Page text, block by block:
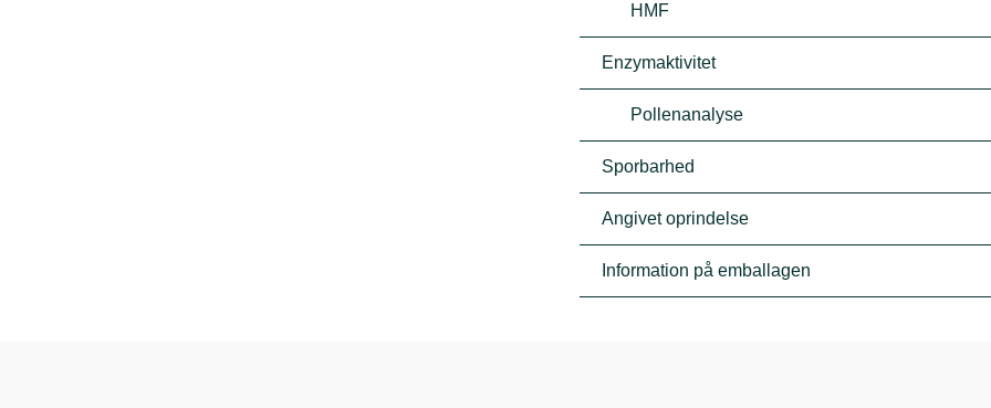
HMF
Enzymaktivitet
Pollenanalyse
Sporbarhed
Angivet oprindelse
Information på emballagen